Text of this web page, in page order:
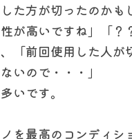
た方が切ったのか
が高いですね」「
「前回使用した人
いので・・・」
いです。
を最高のコンディシ